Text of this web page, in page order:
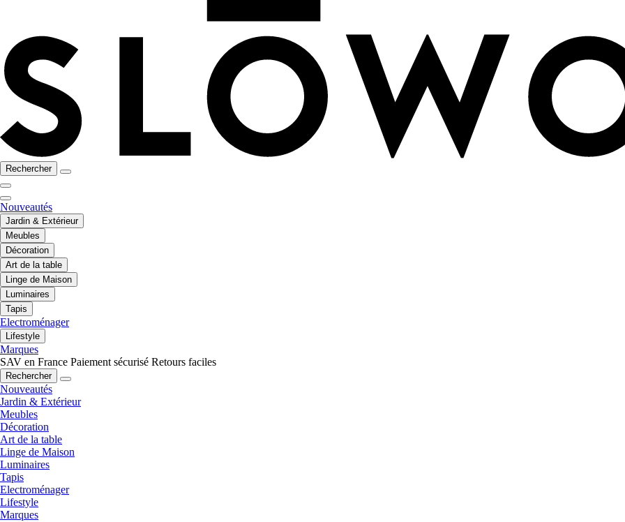
Rechercher
Nouveautés
Jardin & Extérieur
Meubles
Décoration
Art de la table
Linge de Maison
Luminaires
Tapis
Electroménager
Lifestyle
Marques
SAV en France Paiement sécurisé Retours faciles
Rechercher
Nouveautés
Jardin & Extérieur
Meubles
Décoration
Art de la table
Linge de Maison
Luminaires
Tapis
Electroménager
Lifestyle
Marques